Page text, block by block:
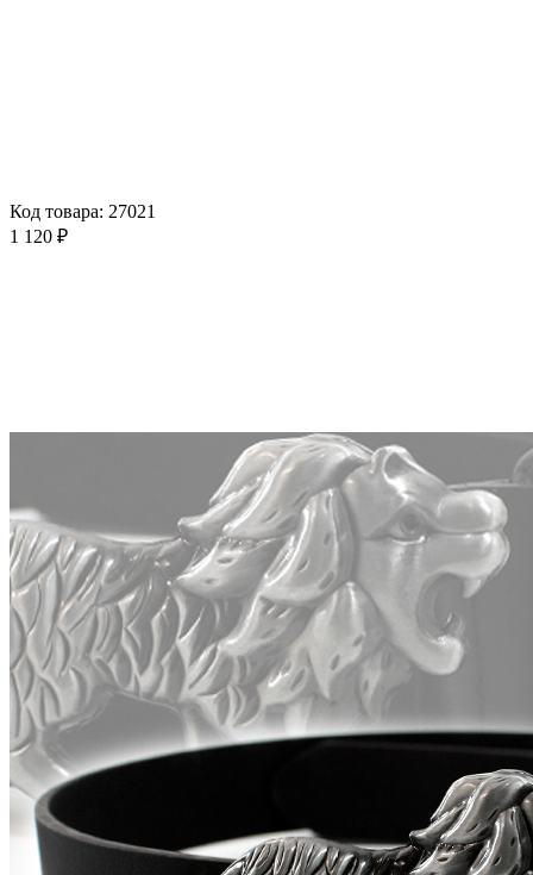
Код товара: 27021
1 120 ₽